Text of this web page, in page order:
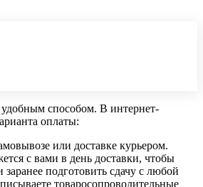
способом. В интернет-
оплаты:
или доставке курьером.
с вами в день доставки, чтобы
заранее подготовить сдачу с любой
товаросопроводительные